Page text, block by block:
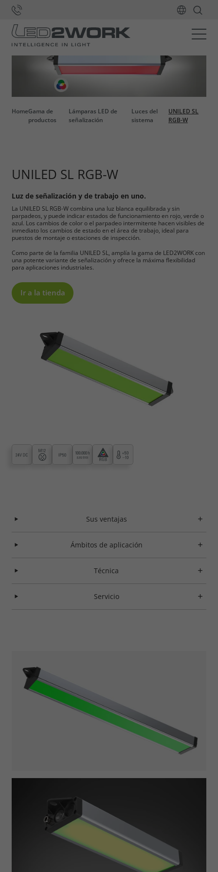
HomeGama de
productos
Lámparas LED de
señalización
Luces del
sistema
UNILED SL
RGB-W
UNILED SL RGB-W
Luz de señalización y de trabajo en uno.
La UNILED SL RGB-W combina una luz blanca equilibrada y sin
parpadeos, y puede indicar estados de funcionamiento en rojo, verde o
azul. Los cambios de color o el parpadeo intermitente hacen visibles de
inmediato los cambios de estado en el área de trabajo, ideal para
puestos de montaje o estaciones de inspección.
Como parte de la familia UNILED SL, amplía la gama de LED2WORK con
una potente variante de señalización y ofrece la máxima flexibilidad
para aplicaciones industriales.
Ir a la tienda
Sus ventajas
Ámbitos de aplicación
Técnica
Servicio